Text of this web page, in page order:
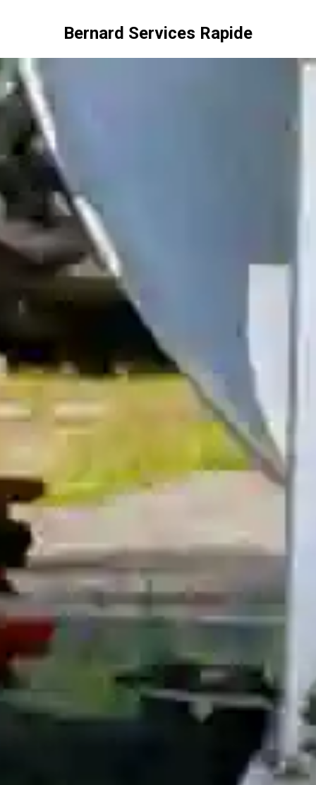
Bernard Services Rapide